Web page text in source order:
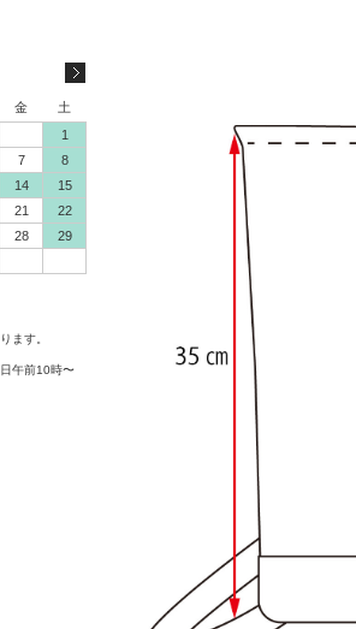
金
土
1
7
8
14
15
21
22
28
29
ます。
午前10時〜